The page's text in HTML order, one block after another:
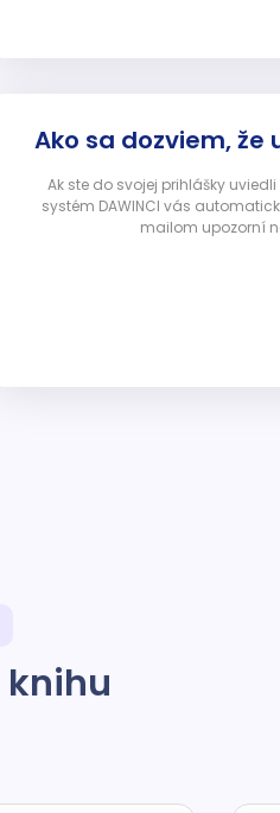
Ako sa dozviem,
Ak ste do svojej prihlášky
systém DAWINCI vás
mailom upozorní
knihu